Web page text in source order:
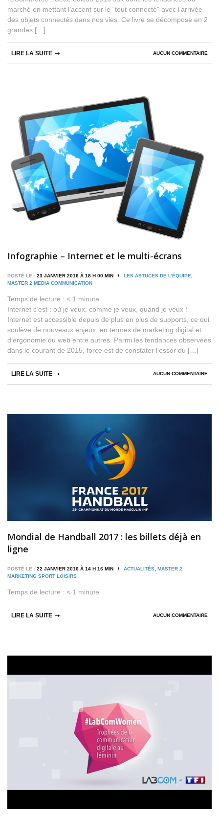
marché en mettant l’accent sur le “tout connecté” avec l’arrivée
des objets connectés dans nos vies. Ce livre se décompose en 2
grandes […]
AUCUN COMMENTAIRE
LIRE LA SUITE
Infographie – Internet et le multi-écrans
POSTÉ LE : 23 JANVIER 2016 À 18 H 00 MIN / LES ASTUCES DE L'ÉQUIPE
MASTER 2 MEDIA COMMUNICATION
Temps de lecture : < 1 minute
Internet c’est : où je veux, comme je veux, quand je veux !
Internet est accessible depuis de plus en plus de supports, ce qui
soulève de nouveaux enjeux, en termes de marketing digital et
d’ergonomie du web entre autres. Parmi les tendances observées
dans le courant de 2015, force est de constater l’essor du […]
AUCUN COMMENTAIRE
LIRE LA SUITE
Mondial de Handball 2017 : les billets déjà en
ligne
POSTÉ LE : 22 JANVIER 2016 À 14 H 16 MIN / ACTUALITÉS, MASTER 2
MARKETING SPORT LOISIRS
Temps de lecture : < 1 minute
AUCUN COMMENTAIRE
LIRE LA SUITE